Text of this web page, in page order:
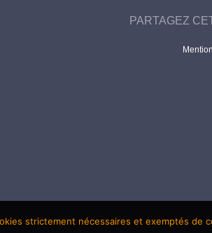
PARTAGEZ
strictement nécessaires et exemptés de